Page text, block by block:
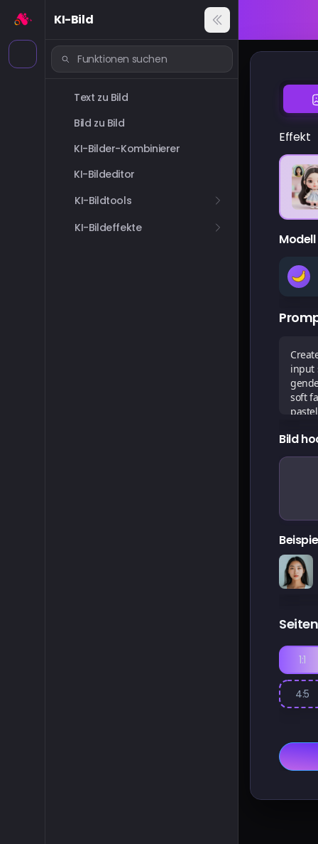
KI-Bild
Text zu Bild
Bild zu Bild
KI-Bilder-Kombinierer
KI-Bildeditor
KI-Bildtools
KI-Bildeffekte
Effekt
Modell
Bild
1:1
4:5